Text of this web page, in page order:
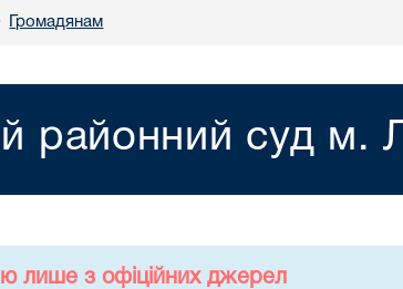
Громадянам
районний суд м.
лише з офіційних джерел